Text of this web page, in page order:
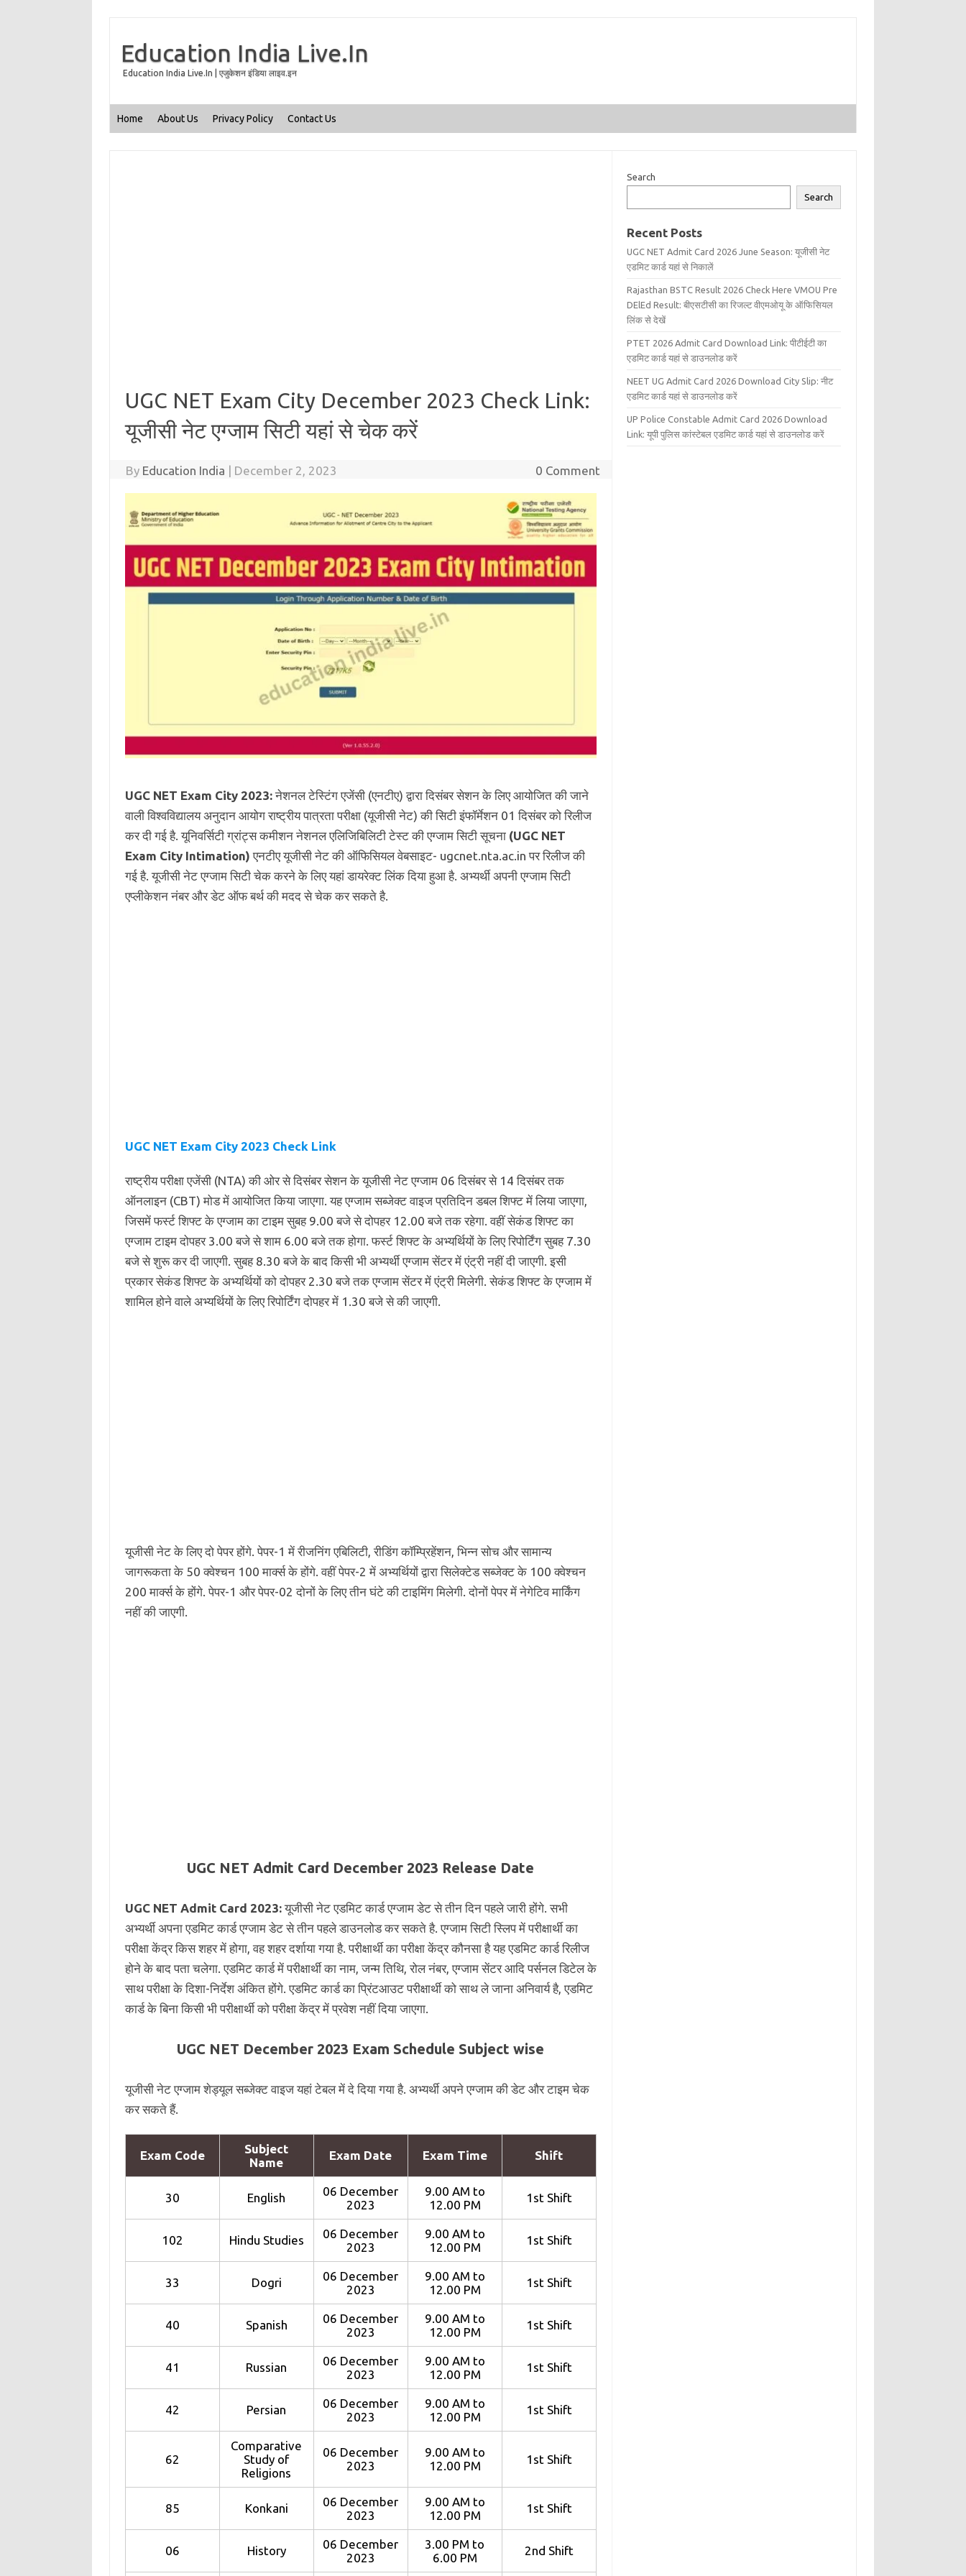
Education India Live.In
Education India Live.In | एजुकेशन इंडिया लाइव.इन
Home About Us Privacy Policy Contact Us
UGC NET Exam City December 2023 Check Link:
यूजीसी नेट एग्जाम सिटी यहां से चेक करें
By Education India | December 2, 2023 0 Comment
UGC NET Exam City 2023:नेशनल टेस्टिंग एजेंसी (एनटीए) द्वारा दिसंबर सेशन के लिए आयोजित की जाने
वाली विश्वविद्यालय अनुदान आयोग राष्ट्रीय पात्रता परीक्षा (यूजीसी नेट) की सिटी इंफॉर्मेशन 01 दिसंबर को रिलीज
कर दी गई है. यूनिवर्सिटी ग्रांट्स कमीशन नेशनल एलिजिबिलिटी टेस्ट की एग्जाम सिटी सूचना (UGC NET
Exam City Intimation)एनटीए यूजीसी नेट की ऑफिसियल वेबसाइट- ugcnet.nta.ac.in पर रिलीज की
गई है. यूजीसी नेट एग्जाम सिटी चेक करने के लिए यहां डायरेक्ट लिंक दिया हुआ है. अभ्यर्थी अपनी एग्जाम सिटी
एप्लीकेशन नंबर और डेट ऑफ बर्थ की मदद से चेक कर सकते है.
UGC NET Exam City 2023 Check Link
राष्ट्रीय परीक्षा एजेंसी (NTA) की ओर से दिसंबर सेशन के यूजीसी नेट एग्जाम 06 दिसंबर से 14 दिसंबर तक
ऑनलाइन (CBT) मोड में आयोजित किया जाएगा. यह एग्जाम सब्जेक्ट वाइज प्रतिदिन डबल शिफ्ट में लिया जाएगा,
जिसमें फर्स्ट शिफ्ट के एग्जाम का टाइम सुबह 9.00 बजे से दोपहर 12.00 बजे तक रहेगा. वहीं सेकंड शिफ्ट का
एग्जाम टाइम दोपहर 3.00 बजे से शाम 6.00 बजे तक होगा. फर्स्ट शिफ्ट के अभ्यर्थियों के लिए रिपोर्टिंग सुबह 7.30
बजे से शुरू कर दी जाएगी. सुबह 8.30 बजे के बाद किसी भी अभ्यर्थी एग्जाम सेंटर में एंट्री नहीं दी जाएगी. इसी
प्रकार सेकंड शिफ्ट के अभ्यर्थियों को दोपहर 2.30 बजे तक एग्जाम सेंटर में एंट्री मिलेगी. सेकंड शिफ्ट के एग्जाम में
शामिल होने वाले अभ्यर्थियों के लिए रिपोर्टिंग दोपहर में 1.30 बजे से की जाएगी.
यूजीसी नेट के लिए दो पेपर होंगे. पेपर-1 में रीजनिंग एबिलिटी, रीडिंग कॉम्प्रिहेंशन, भिन्न सोच और सामान्य
जागरूकता के 50 क्वेश्चन 100 मार्क्स के होंगे. वहीं पेपर-2 में अभ्यर्थियों द्वारा सिलेक्टेड सब्जेक्ट के 100 क्वेश्चन
200 मार्क्स के होंगे. पेपर-1 और पेपर-02 दोनों के लिए तीन घंटे की टाइमिंग मिलेगी. दोनों पेपर में नेगेटिव मार्किंग
नहीं की जाएगी.
UGC NET Admit Card December 2023 Release Date
UGC NET Admit Card 2023:यूजीसी नेट एडमिट कार्ड एग्जाम डेट से तीन दिन पहले जारी होंगे. सभी
अभ्यर्थी अपना एडमिट कार्ड एग्जाम डेट से तीन पहले डाउनलोड कर सकते है. एग्जाम सिटी स्लिप में परीक्षार्थी का
परीक्षा केंद्र किस शहर में होगा, वह शहर दर्शाया गया है. परीक्षार्थी का परीक्षा केंद्र कौनसा है यह एडमिट कार्ड रिलीज
होने के बाद पता चलेगा. एडमिट कार्ड में परीक्षार्थी का नाम, जन्म तिथि, रोल नंबर, एग्जाम सेंटर आदि पर्सनल डिटेल के
साथ परीक्षा के दिशा-निर्देश अंकित होंगे. एडमिट कार्ड का प्रिंटआउट परीक्षार्थी को साथ ले जाना अनिवार्य है, एडमिट
कार्ड के बिना किसी भी परीक्षार्थी को परीक्षा केंद्र में प्रवेश नहीं दिया जाएगा.
UGC NET December 2023 Exam Schedule Subject wise
यूजीसी नेट एग्जाम शेड्यूल सब्जेक्ट वाइज यहां टेबल में दे दिया गया है. अभ्यर्थी अपने एग्जाम की डेट और टाइम चेक
कर सकते हैं.
Exam Code
Subject
Name
Exam Date Exam Time Shift
30 English
06 December
2023
9.00 AM to
12.00 PM
1st Shift
102 Hindu Studies
06 December
2023
9.00 AM to
12.00 PM
1st Shift
33 Dogri
06 December
2023
9.00 AM to
12.00 PM
1st Shift
40 Spanish
06 December
2023
9.00 AM to
12.00 PM
1st Shift
41 Russian
06 December
2023
9.00 AM to
12.00 PM
1st Shift
42 Persian
06 December
2023
9.00 AM to
12.00 PM
1st Shift
62
Comparative
Study of
Religions
06 December
2023
9.00 AM to
12.00 PM
1st Shift
85 Konkani
06 December
2023
9.00 AM to
12.00 PM
1st Shift
06 History
06 December
2023
3.00 PM to
6.00 PM
2nd Shift
Search
Search
Recent Posts
UGC NET Admit Card 2026 June Season: यूजीसी नेट
एडमिट कार्ड यहां से निकालें
Rajasthan BSTC Result 2026 Check Here VMOU Pre
DElEd Result: बीएसटीसी का रिजल्ट वीएमओयू के ऑफिसियल
लिंक से देखें
PTET 2026 Admit Card Download Link: पीटीईटी का
एडमिट कार्ड यहां से डाउनलोड करें
NEET UG Admit Card 2026 Download City Slip: नीट
एडमिट कार्ड यहां से डाउनलोड करें
UP Police Constable Admit Card 2026 Download
Link: यूपी पुलिस कांस्टेबल एडमिट कार्ड यहां से डाउनलोड करें